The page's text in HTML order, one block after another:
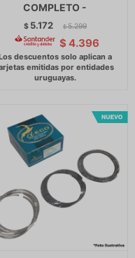
COMPLETO -
$ 5.172 $ 5.299
$ 4.396